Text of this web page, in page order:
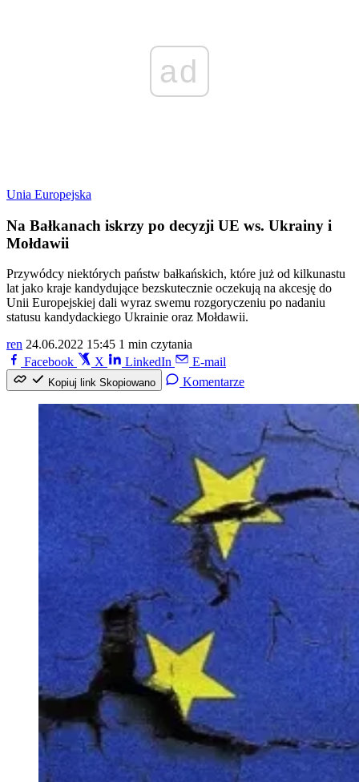
ad
Unia Europejska
Na Bałkanach iskrzy po decyzji UE ws. Ukrainy i
Mołdawii
Przywódcy niektórych państw bałkańskich, które już od kilkunastu
lat jako kraje kandydujące bezskutecznie oczekują na akcesję do
Unii Europejskiej dali wyraz swemu rozgoryczeniu po nadaniu
statusu kandydackiego Ukrainie oraz Mołdawii.
ren 24.06.2022 15:45 1 min czytania
Facebook
X LinkedIn E-mail
Kopiuj link Skopiowano Komentarze